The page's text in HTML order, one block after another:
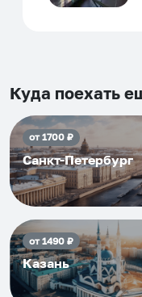
приезжать
Куда поехать
от1700₽
Санкт-Петербург
от1490₽
Казань